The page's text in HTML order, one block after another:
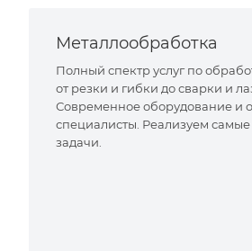
Металлообработка
Полный спектр услуг по
от резки и гибки до сварки и
Современное оборудование и
специалисты. Реализуем
задачи.